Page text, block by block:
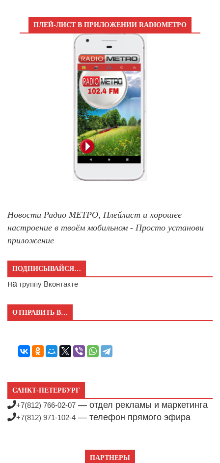
ПЛЕЙ-ЛИСТ В ПРИЛОЖЕНИИ RADIOМЕТРО
Новости Радио МЕТРО, Плейлист и хорошее
настроение в твоём мобильном - Просто установи
приложение
ПОДПИСЫВАЙСЯ…
на группу Вконтакте
ОТПРАВИТЬ В…
САНКТ-ПЕТЕРБУРГ
+7(812) 766-02-07 — отдел рекламы и маркетинга
+7(812) 971-102-4 — телефон прямого эфира
ПАРТНЕРЫ